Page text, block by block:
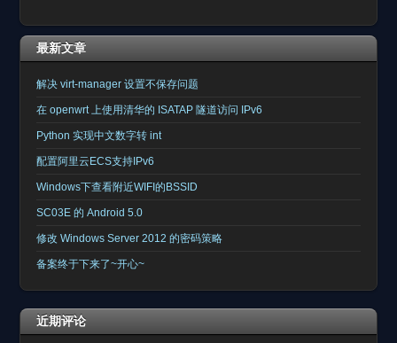
最新文章
解决 virt-manager 设置不保存问题
在 openwrt 上使用清华的 ISATAP 隧道访问 IPv6
Python 实现中文数字转 int
配置阿里云ECS支持IPv6
Windows下查看附近WIFI的BSSID
SC03E 的 Android 5.0
修改 Windows Server 2012 的密码策略
备案终于下来了~开心~
近期评论